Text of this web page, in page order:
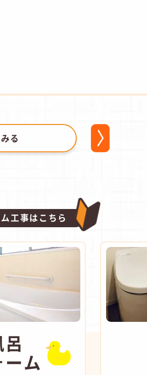
る
工事はこちら
ーム